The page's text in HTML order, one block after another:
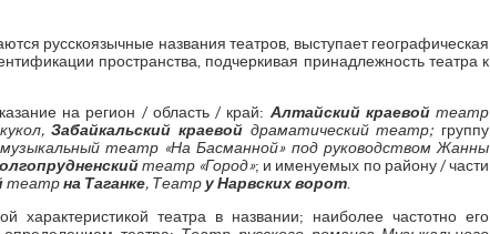
русскоязычные названия театров, выступает географическая
пространства, подчеркивая принадлежность театра к
на регион / область / край: Алтайский краевойтеатр
Забайкальский краевой драматический театр; группу
музыкальный театр «На Басманной» под руководством Жанны
театр «Город»; и именуемых по району / части
театрна Таганке, Театр у Нарвских ворот.
характеристикой театра в названии; наиболее частотно его